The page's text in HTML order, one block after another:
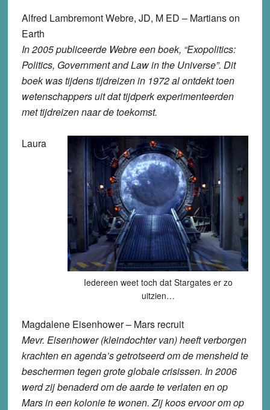
Alfred Lambremont Webre, JD, M ED – Martians on
Earth
In 2005 publiceerde Webre een boek, “Exopolitics:
Politics, Government and Law in the Universe”. Dit
boek was tijdens tijdreizen in 1972 al ontdekt toen
wetenschappers uit dat tijdperk experimenteerden
met tijdreizen naar de toekomst.
Iedereen weet toch dat Stargates er zo
uitzien…
Laura
Magdalene Eisenhower – Mars recruit
Mevr. Eisenhower (kleindochter van) heeft verborgen
krachten en agenda’s getrotseerd om de mensheid te
beschermen tegen grote globale crisissen. In 2006
werd zij benaderd om de aarde te verlaten en op
Mars in een kolonie te wonen. Zij koos ervoor om op